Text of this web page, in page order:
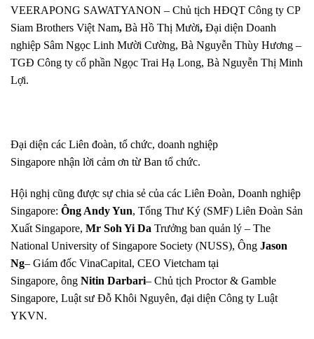
VEERAPONG SAWATYANON – Chủ tịch HĐQT Công ty CP
Siam Brothers Việt Nam, Bà Hồ Thị Mười, Đại diện Doanh
nghiệp Sâm Ngọc Linh Mười Cường, Bà Nguyễn Thùy Hương –
TGĐ Công ty cổ phần Ngọc Trai Hạ Long, Bà Nguyễn Thị Minh
Lợi.
Đại diện các Liên đoàn, tổ chức, doanh nghiệp
Singapore nhận lời cảm ơn từ Ban tổ chức.
Hội nghị cũng được sự chia sẻ của các Liên Đoàn, Doanh nghiệp
Singapore: Ông Andy Yun, Tổng Thư Ký (SMF) Liên Đoàn Sản
Xuất Singapore, Mr Soh Yi Da Trưởng ban quản lý – The
National University of Singapore Society (NUSS), Ông Jason
Ng– Giám đốc VinaCapital, CEO Vietcham tại
Singapore, ông Nitin Darbari– Chủ tịch Proctor & Gamble
Singapore, Luật sư Đỗ Khôi Nguyên, đại diện Công ty Luật
YKVN.